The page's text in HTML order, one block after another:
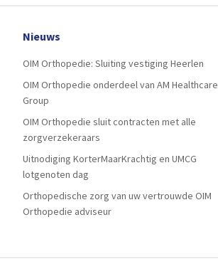
Nieuws
OIM Orthopedie: Sluiting vestiging Heerlen
OIM Orthopedie onderdeel van AM Healthcare
Group
OIM Orthopedie sluit contracten met alle
zorgverzekeraars
Uitnodiging KorterMaarKrachtig en UMCG
lotgenoten dag
Orthopedische zorg van uw vertrouwde OIM
Orthopedie adviseur